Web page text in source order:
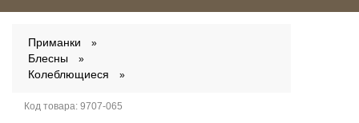
Приманки
Блесны
Колеблющиеся
Код товара: 9707-065